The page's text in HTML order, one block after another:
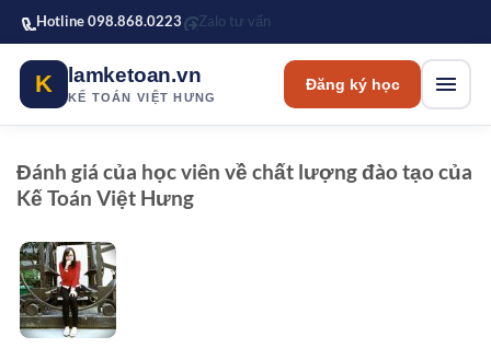
Bỏ qua tới nội dung chính
Hotline 098.868.0223 Zalo tư vấn
K lamketoan.vn
KẾ TOÁN VIỆT HƯNG
Đăng ký học
Đánh giá của học viên về chất lượng đào tạo của
Kế Toán Việt Hưng